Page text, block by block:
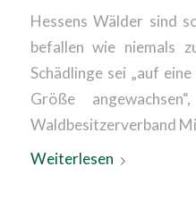
Hessens Wälder sind
befallen wie niemals
Schädlinge sei „auf
Größe
Waldbesitzerverband
Weiterlesen